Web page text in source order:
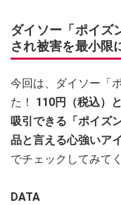
ダイソー「ポイズ
され被害を最小限
今回は、ダイソー「
た！
110円（税込）
吸引できる「ポイズ
品と言える心強いア
でチェックしてみて
DATA